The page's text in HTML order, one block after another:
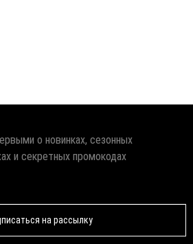
о новинках, сезонных
и секретных промокодах
на рассылку